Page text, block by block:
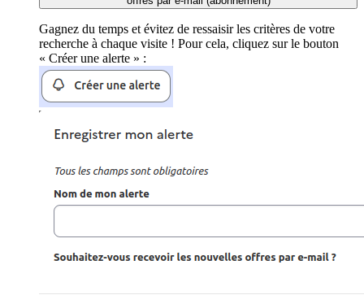
Gagnez du temps et évitez de ressaisir les critères de votre
recherche à chaque visite ! Pour cela, cliquez sur le bouton
« Créer une alerte » :